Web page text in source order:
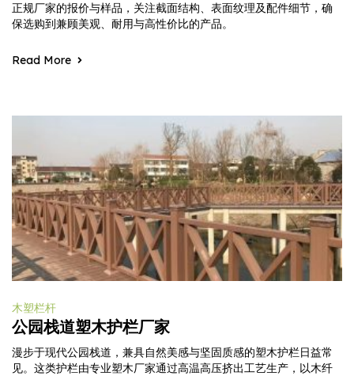
正规厂家的报价与样品，关注截面结构、表面纹理及配件细节，确
保选购到兼顾美观、耐用与高性价比的产品。
Read More
木塑栏杆
公园栈道塑木护栏厂家
漫步于现代公园栈道，兼具自然美感与坚固质感的塑木护栏日益常
见。这类护栏由专业塑木厂家通过高温高压挤出工艺生产，以木纤